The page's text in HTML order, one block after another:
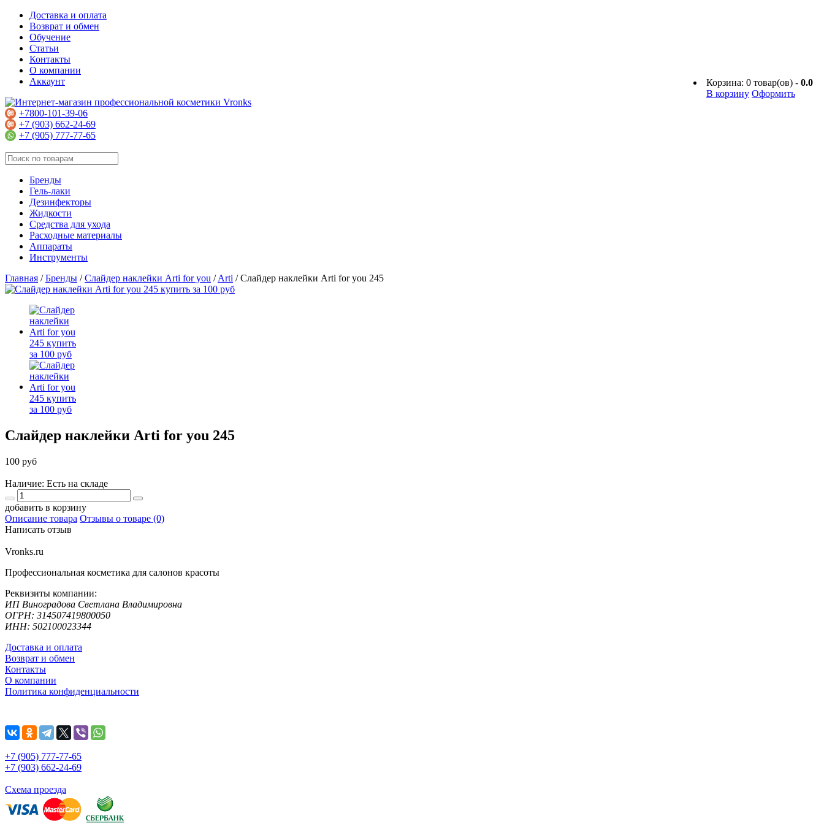
Доставка и оплата
Возврат и обмен
Обучение
Статьи
Контакты
О компании
Корзина: 0 товар(ов) - 0.0
В корзину Оформить
Аккаунт
+7800-101-39-06
+7 (903) 662-24-69
+7 (905) 777-77-65
Бренды
Гель-лаки
Дезинфекторы
Жидкости
Средства для ухода
Расходные материалы
Аппараты
Инструменты
Главная /Бренды /Слайдер наклейки Arti for you /Arti /Слайдер наклейки Arti for you 245
Слайдер наклейки Arti for you 245
100 руб
Наличие: Есть на складе
добавить в корзину
Описание товара Отзывы о товаре (0)
Написать отзыв
Vronks.ru
Профессиональная косметика для салонов красоты
Реквизиты компании:
ИП Виноградова Светлана Владимировна
ОГРН: 314507419800050
ИНН: 502100023344
Доставка и оплата
Возврат и обмен
Контакты
О компании
Политика конфиденциальности
+7 (905) 777-77-65
+7 (903) 662-24-69
Схема проезда